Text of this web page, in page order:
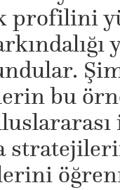
profilini
bu